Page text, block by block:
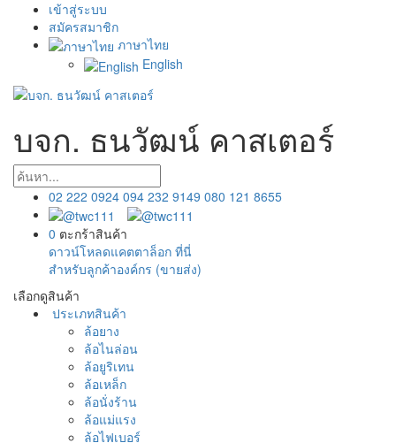
เข้าสู่ระบบ
สมัครสมาชิก
ภาษาไทย
English
บจก. ธนวัฒน์ คาสเตอร์
02 222 0924 094 232 9149 080 121 8655
0 ตะกร้าสินค้า
ดาวน์โหลดแคตตาล็อก ที่นี่
สำหรับลูกค้าองค์กร (ขายส่ง)
เลือกดูสินค้า
ประเภทสินค้า
ล้อยาง
ล้อไนล่อน
ล้อยูริเทน
ล้อเหล็ก
ล้อนั่งร้าน
ล้อแม่แรง
ล้อไฟเบอร์